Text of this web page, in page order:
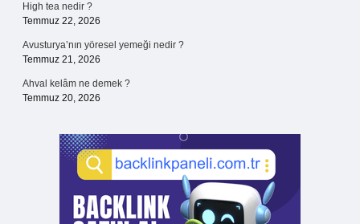
High tea nedir ?
Temmuz 22, 2026
Avusturya’nın yöresel yemeği nedir ?
Temmuz 21, 2026
Ahval kelâm ne demek ?
Temmuz 20, 2026